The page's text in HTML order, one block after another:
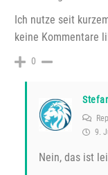
Ich nutze seit
keine Kommentare
0
9.
Nein, das ist